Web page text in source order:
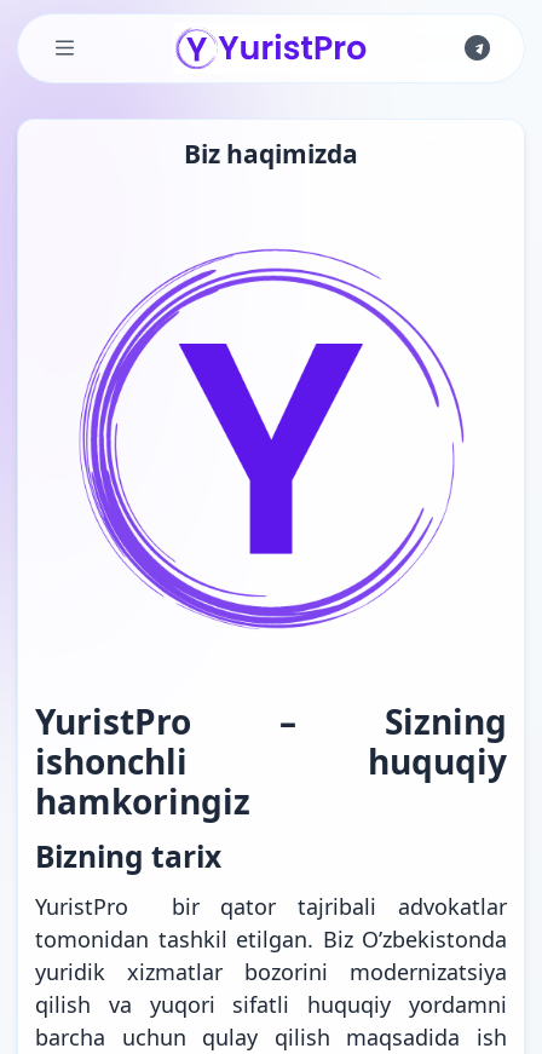
Skip to main content
Biz haqimizda
YuristPro – Sizning
ishonchli huquqiy
hamkoringiz
Bizning tarix
YuristPro bir qator tajribali advokatlar
tomonidan tashkil etilgan. Biz O’zbekistonda
yuridik xizmatlar bozorini modernizatsiya
qilish va yuqori sifatli huquqiy yordamni
barcha uchun qulay qilish maqsadida ish